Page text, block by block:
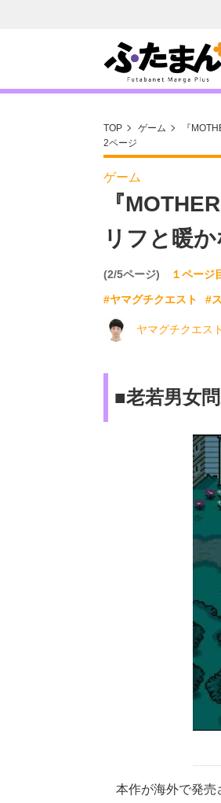
TOP ゲーム
『
2ページ
ゲーム
『
リフと暖
(2/5ページ)
１ページ
#ヤマグチクエスト
#
ヤマグチクエスト
■老若男女
本作が海外で発売